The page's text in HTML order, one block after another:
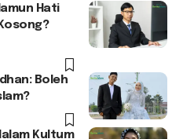
Hati
Boleh
Kultum